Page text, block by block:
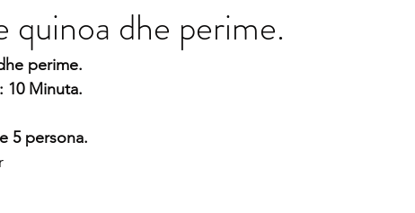
Keshilla
Femijet
quinoa dhe perime.
perime.
10 Minuta.
5 persona.